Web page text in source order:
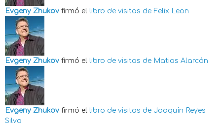
Evgeny Zhukov firmó el libro de visitas de Felix Leon
Evgeny Zhukov firmó el libro de visitas de Matias Alarcón
Evgeny Zhukov firmó el libro de visitas de Joaquín Reyes
Silva